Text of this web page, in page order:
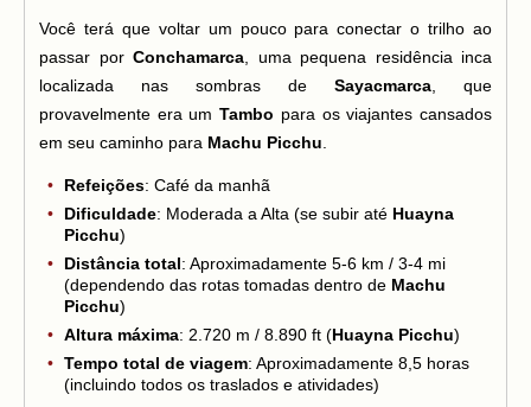
Você terá que voltar um pouco para conectar o trilho ao
passar por Conchamarca , uma pequena residência inca
localizada nas sombras de Sayacmarca , que
provavelmente era umTambo para os viajantes cansados
em seu caminho para Machu Picchu
Refeições: Café da manhã
Dificuldade: Moderada a Alta (se subir até Huayna
Picchu)
Distância total: Aproximadamente 5-6 km / 3-4 mi
(dependendo das rotas tomadas dentro de Machu
Picchu)
Altura máxima: 2.720 m / 8.890 ft (Huayna Picchu)
Tempo total de viagem: Aproximadamente 8,5 horas
(incluindo todos os traslados e atividades)